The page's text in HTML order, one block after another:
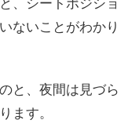
、シートポジショ
ないことがわかり
と、夜間は見づら
ます。